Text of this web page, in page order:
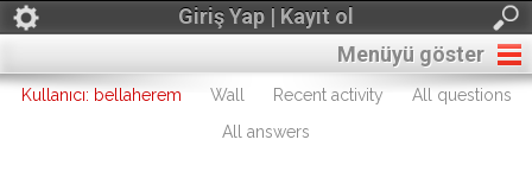
Giriş Yap | Kayıt ol
Menüyü göster
Kullanıcı: bellaherem Wall Recent activity
All questions
All answers